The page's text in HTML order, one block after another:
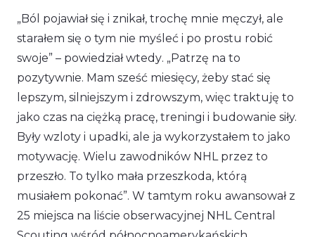
„Ból pojawiał się i znikał, trochę mnie męczył, ale
starałem się o tym nie myśleć i po prostu robić
swoje” – powiedział wtedy. „Patrzę na to
pozytywnie. Mam sześć miesięcy, żeby stać się
lepszym, silniejszym i zdrowszym, więc traktuję to
jako czas na ciężką pracę, treningi i budowanie siły.
Były wzloty i upadki, ale ja wykorzystałem to jako
motywację. Wielu zawodników NHL przez to
przeszło. To tylko mała przeszkoda, którą
musiałem pokonać”. W tamtym roku awansował z
25 miejsca na liście obserwacyjnej NHL Central